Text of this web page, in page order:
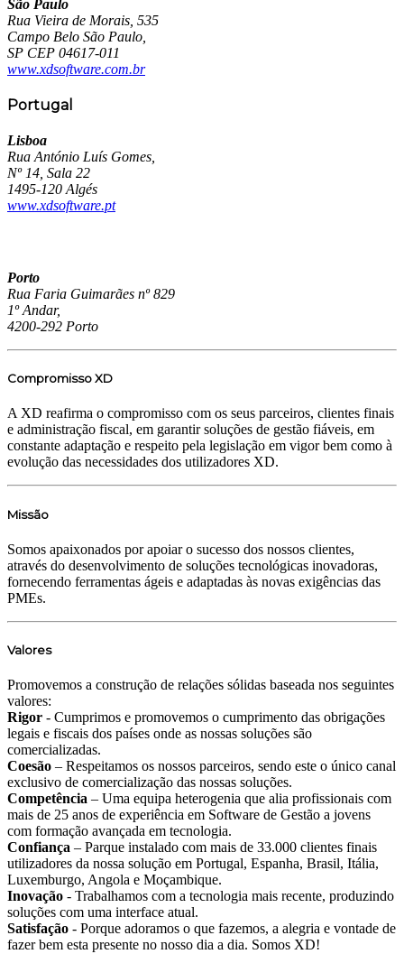
São Paulo
Rua Vieira de Morais, 535
Campo Belo São Paulo,
SP CEP 04617-011
www.xdsoftware.com.br
Portugal
Lisboa
Rua António Luís Gomes,
Nº 14, Sala 22
1495-120 Algés
www.xdsoftware.pt
Porto
Rua Faria Guimarães nº 829
1º Andar,
4200-292 Porto
Compromisso XD
A XD reafirma o compromisso com os seus parceiros, clientes finais
e administração fiscal, em garantir soluções de gestão fiáveis, em
constante adaptação e respeito pela legislação em vigor bem como à
evolução das necessidades dos utilizadores XD.
Missão
Somos apaixonados por apoiar o sucesso dos nossos clientes,
através do desenvolvimento de soluções tecnológicas inovadoras,
fornecendo ferramentas ágeis e adaptadas às novas exigências das
PMEs.
Valores
Promovemos a construção de relações sólidas baseada nos seguintes
valores:
Rigor - Cumprimos e promovemos o cumprimento das obrigações
legais e fiscais dos países onde as nossas soluções são
comercializadas.
Coesão – Respeitamos os nossos parceiros, sendo este o único canal
exclusivo de comercialização das nossas soluções.
Competência – Uma equipa heterogenia que alia profissionais com
mais de 25 anos de experiência em Software de Gestão a jovens
com formação avançada em tecnologia.
Confiança – Parque instalado com mais de 33.000 clientes finais
utilizadores da nossa solução em Portugal, Espanha, Brasil, Itália,
Luxemburgo, Angola e Moçambique.
Inovação - Trabalhamos com a tecnologia mais recente, produzindo
soluções com uma interface atual.
Satisfação - Porque adoramos o que fazemos, a alegria e vontade de
fazer bem esta presente no nosso dia a dia. Somos XD!